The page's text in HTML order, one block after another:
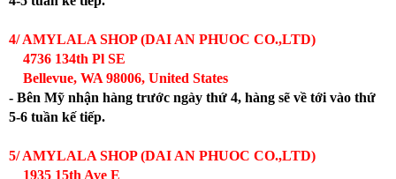
4/ AMYLALA SHOP (DAI AN PHUOC CO.,LTD)
4736 134th Pl SE
Bellevue, WA 98006, United States
- Bên Mỹ nhận hàng trước ngày thứ 4, hàng sẽ về tới vào thứ
5-6 tuần kế tiếp.
5/ AMYLALA SHOP (DAI AN PHUOC CO.,LTD)
1935 15th Ave E